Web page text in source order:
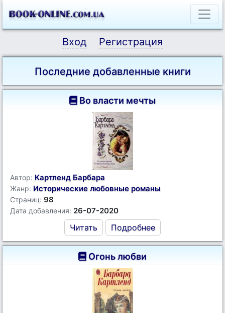
Вход Регистрация
Последние добавленные книги
Во власти мечты
Автор: Картленд Барбара
Жанр: Исторические любовные романы
Страниц: 98
Дата добавления: 26-07-2020
Читать Подробнее
Огонь любви